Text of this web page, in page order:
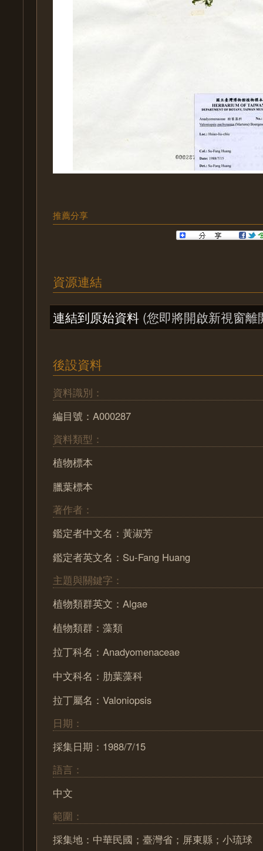
推薦分享
資源連結
連結到原始資料 (您即將開啟新視窗離
後設資料
資料識別：
編目號：A000287
資料類型：
植物標本
臘葉標本
著作者：
鑑定者中文名：黃淑芳
鑑定者英文名：Su-Fang Huang
主題與關鍵字：
植物類群英文：Algae
植物類群：藻類
拉丁科名：Anadyomenaceae
中文科名：肋葉藻科
拉丁屬名：Valoniopsis
日期：
採集日期：1988/7/15
語言：
中文
範圍：
採集地：中華民國；臺灣省；屏東縣；小琉球